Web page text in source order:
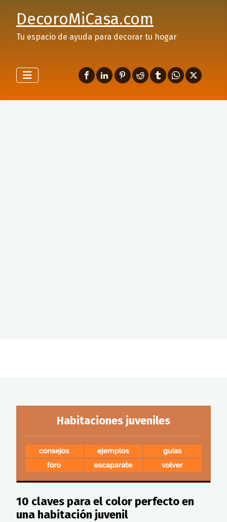
DecoroMiCasa.com
Tu espacio de ayuda para decorar tu hogar
Habitaciones juveniles
10 claves para el color perfecto en
una habitación juvenil